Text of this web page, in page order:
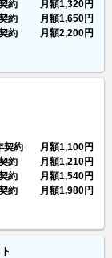
約 月額1,320円
約
月額1,650円
約
月額2,200円
契約 月額1,100円
約
月額1,210円
約
月額1,540円
約
月額1,980円